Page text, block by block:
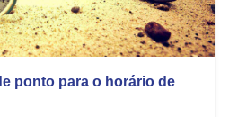
ponto para o horário de